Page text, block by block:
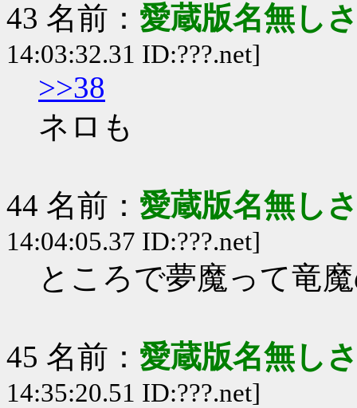
43 名前： 愛蔵版名無し
14:03:32.31 ID:???.net]
>>38
ネロも
44 名前： 愛蔵版名無し
14:04:05.37 ID:???.net]
ところで夢魔って竜
45 名前： 愛蔵版名無し
14:35:20.51 ID:???.net]